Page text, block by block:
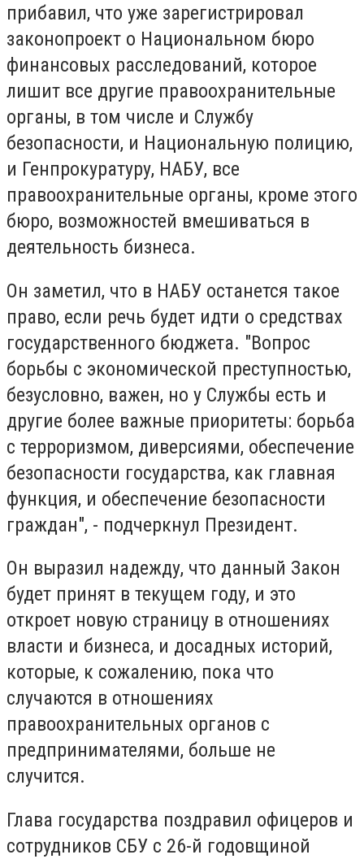
прибавил, что уже зарегистрировал
законопроект о Национальном бюро
финансовых расследований, которое
лишит все другие правоохранительные
органы, в том числе и Службу
безопасности, и Национальную полицию,
и Генпрокуратуру, НАБУ, все
правоохранительные органы, кроме этого
бюро, возможностей вмешиваться в
деятельность бизнеса.
Он заметил, что в НАБУ останется такое
право, если речь будет идти о средствах
государственного бюджета. "Вопрос
борьбы с экономической преступностью,
безусловно, важен, но у Службы есть и
другие более важные приоритеты: борьба
с терроризмом, диверсиями, обеспечение
безопасности государства, как главная
функция, и обеспечение безопасности
граждан", - подчеркнул Президент.
Он выразил надежду, что данный Закон
будет принят в текущем году, и это
откроет новую страницу в отношениях
власти и бизнеса, и досадных историй,
которые, к сожалению, пока что
случаются в отношениях
правоохранительных органов с
предпринимателями, больше не
случится.
Глава государства поздравил офицеров и
сотрудников СБУ с 26-й годовщиной